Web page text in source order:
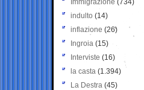
Immigrazione (734)
indulto (14)
inflazione (26)
Ingroia (15)
Interviste (16)
la casta (1.394)
La Destra (45)